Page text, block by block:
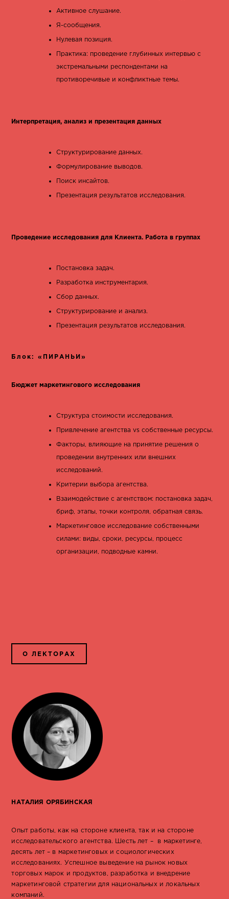
Активное слушание.
Я-сообщения.
Нулевая позиция.
Практика: проведение глубинных интервью с
экстремальными респондентами на
противоречивые и конфликтные темы.
Интерпретация, анализ и презентация данных
Структурирование данных.
Формулирование выводов.
Поиск инсайтов.
Презентация результатов исследования.
Проведение исследования для Клиента. Работа в группах
Постановка задач.
Разработка инструментария.
Сбор данных.
Структурирование и анализ.
Презентация результатов исследования.
Блок: «ПИРАНЬИ»
Бюджет маркетингового исследования
Структура стоимости исследования.
Привлечение агентства vs собственные ресурсы.
Факторы, влияющие на принятие решения о
проведении внутренних или внешних
исследований.
Критерии выбора агентства.
Взаимодействие с агентством: постановка задач,
бриф, этапы, точки контроля, обратная связь.
Маркетинговое исследование собственными
силами: виды, сроки, ресурсы, процесс
организации, подводные камни.
О ЛЕКТОРАХ
НАТАЛИЯ ОРЯБИНСКАЯ
Опыт работы, как на стороне клиента, так и на стороне
исследовательского агентства. Шесть лет – в маркетинге,
десять лет – в маркетинговых и социологических
исследованиях.
Успешное выведение на рынок новых
торговых марок и продуктов, разработка и внедрение
маркетинговой стратегии для национальных и локальных
компаний.